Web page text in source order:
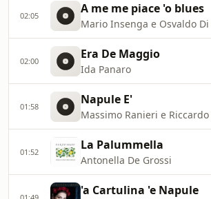
02:05 A me me piace 'o blues
Mario Insenga e Osvaldo Di
02:00 Era De Maggio
Ida Panaro
01:58 Napule E'
Massimo Ranieri e
01:52 La Palummella
Antonella De Grossi
01:49 'a Cartulina 'e Napule